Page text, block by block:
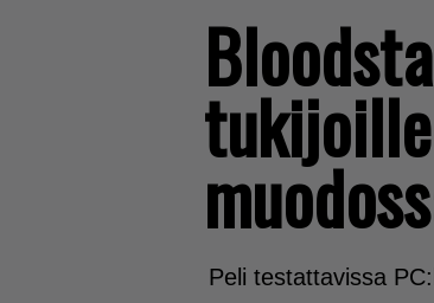
Peli testattavissa